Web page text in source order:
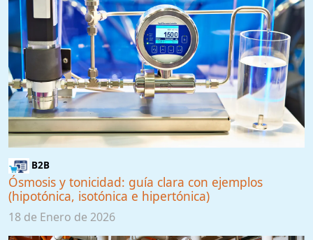
B2B
Ósmosis y tonicidad: guía clara con ejemplos
(hipotónica, isotónica e hipertónica)
18 de Enero de 2026